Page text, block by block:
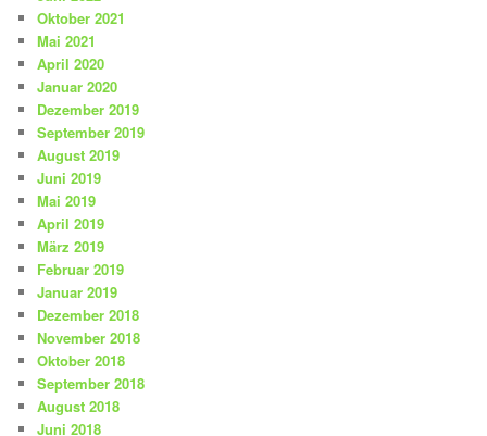
Oktober 2021
Mai 2021
April 2020
Januar 2020
Dezember 2019
September 2019
August 2019
Juni 2019
Mai 2019
April 2019
März 2019
Februar 2019
Januar 2019
Dezember 2018
November 2018
Oktober 2018
September 2018
August 2018
Juni 2018